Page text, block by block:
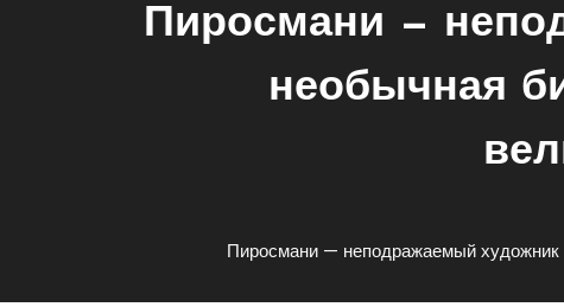
Пиросмани —
необычная
Пиросмани — неподражаемый художник